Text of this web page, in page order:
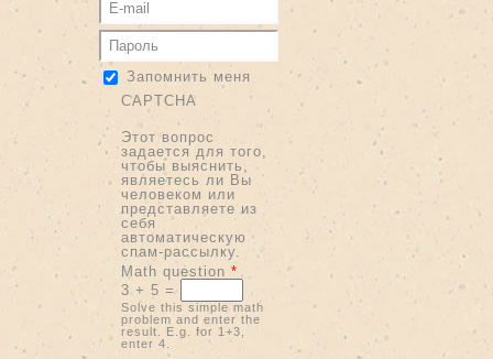
Запомнить меня
CAPTCHA
Этот вопрос
задается для того,
чтобы выяснить,
являетесь ли Вы
человеком или
представляете из
себя
автоматическую
спам-рассылку.
Math question *
3 + 5 =
Solve this simple math
problem and enter the
result. E.g. for 1+3,
enter 4.